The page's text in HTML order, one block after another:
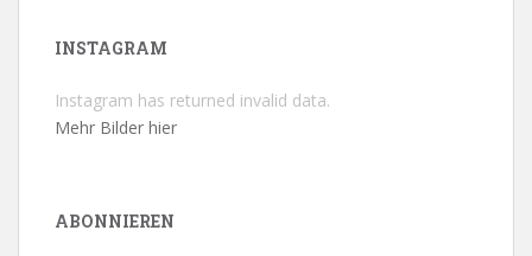
INSTAGRAM
Instagram has returned invalid data.
Mehr Bilder hier
ABONNIEREN